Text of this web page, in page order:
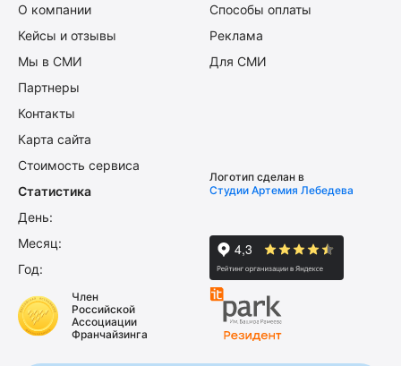
О компании
Кейсы и отзывы
Мы в СМИ
Партнеры
Контакты
Карта сайта
Стоимость сервиса
Способы оплаты
Реклама
Для СМИ
Статистика
День:
Месяц:
Год:
Логотип сделан в
Студии Артемия Лебедева
Член
Российской
Ассоциации
Франчайзинга